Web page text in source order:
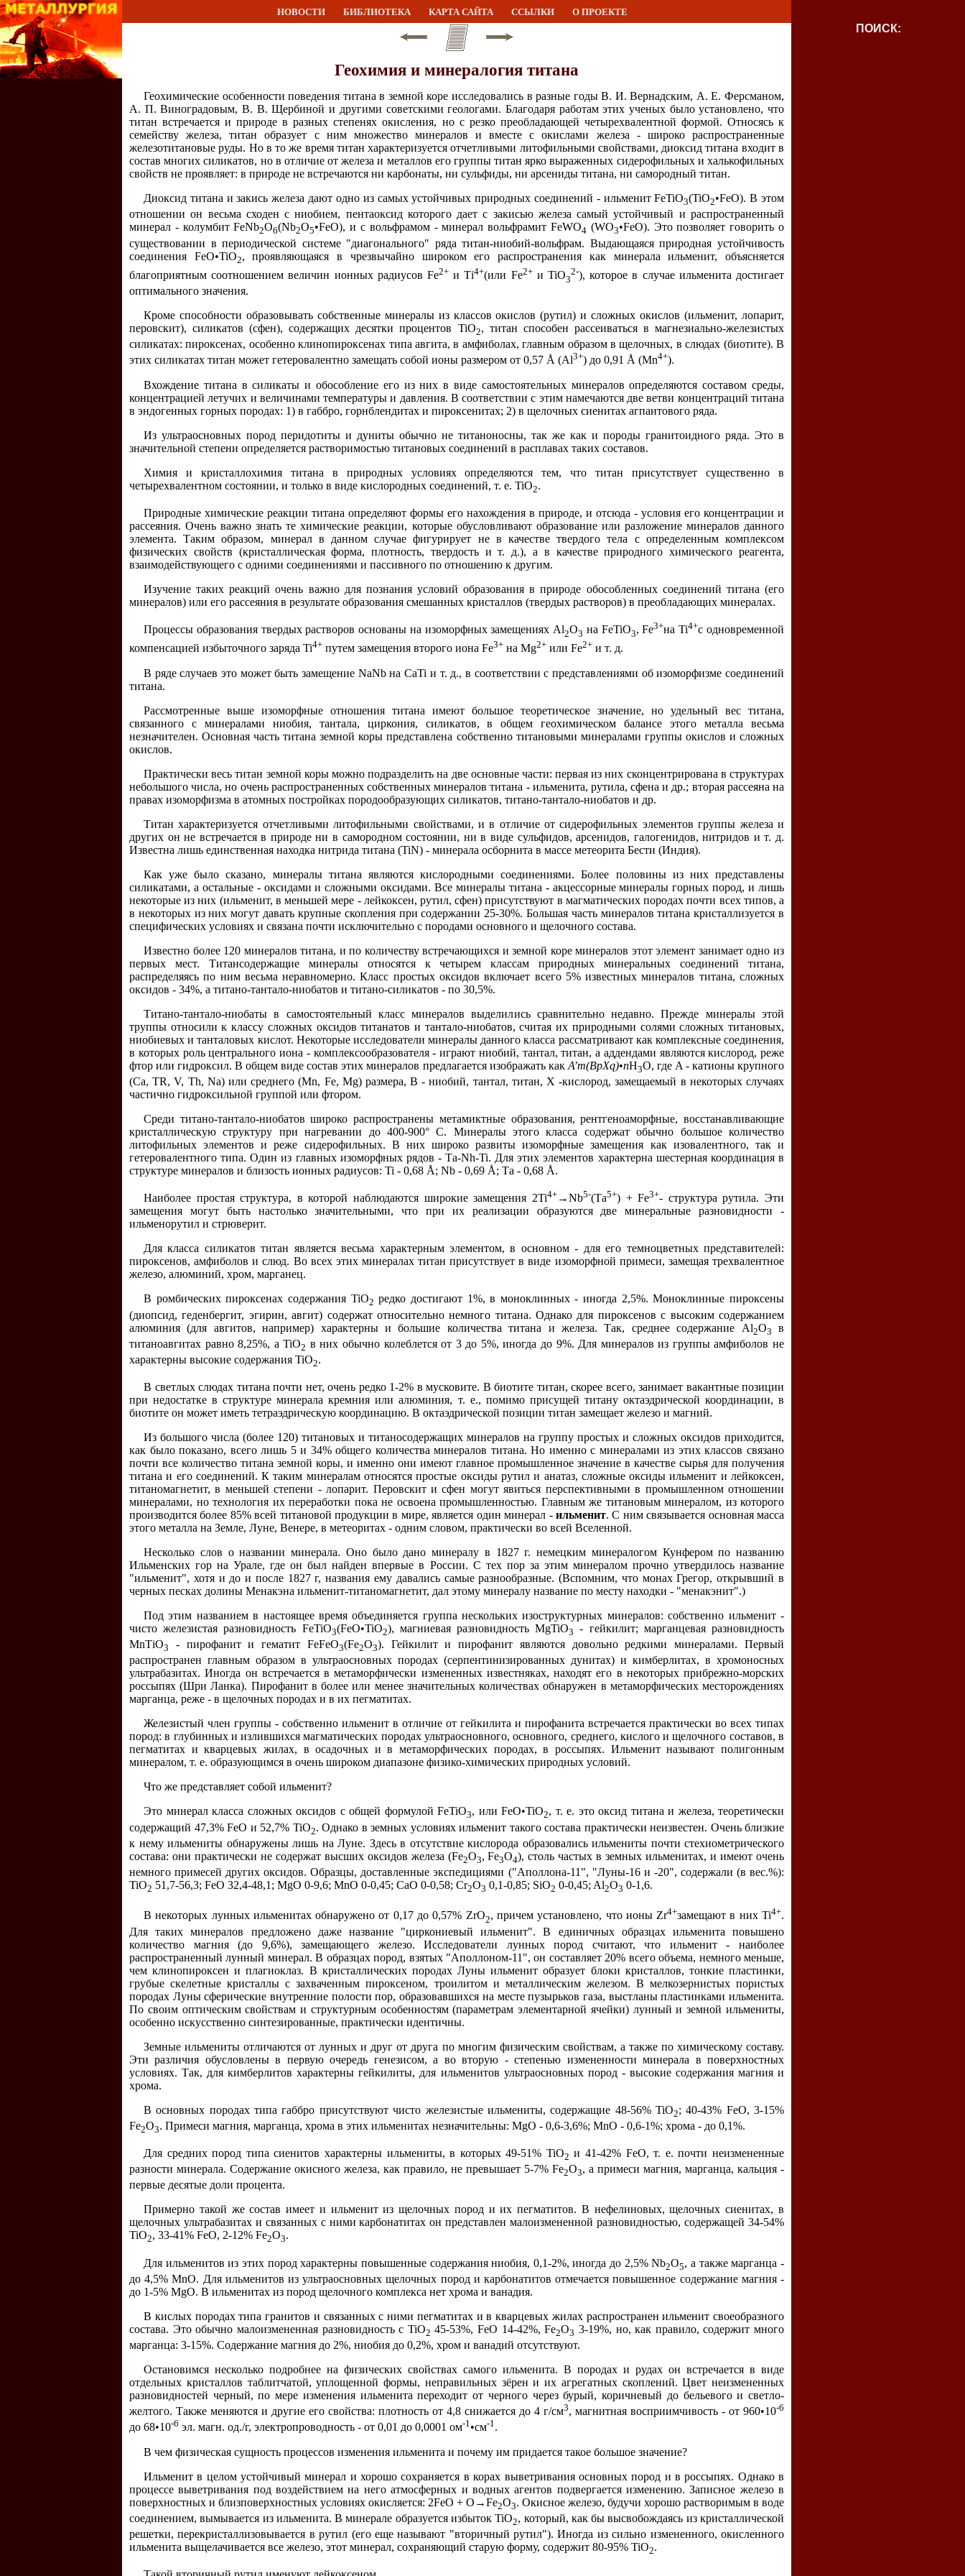
НОВОСТИ БИБЛИОТЕКА КАРТА САЙТА ССЫЛКИ О ПРОЕКТЕ
Геохимия и минералогия титана
Геохимические особенности поведения титана в земной коре исследовались в разные годы В. И. Вернадским, А. Е. Ферсманом,
А. П. Виноградовым, В. В. Щербиной и другими советскими геологами. Благодаря работам этих ученых было установлено, что
титан встречается и природе в разных степенях окисления, но с резко преобладающей четырехвалентной формой. Относясь к
семейству железа, титан образует с ним множество минералов и вместе с окислами железа - широко распространенные
железотитановые руды. Но в то же время титан характеризуется отчетливыми литофильными свойствами, диоксид титана входит в
состав многих силикатов, но в отличие от железа и металлов его группы титан ярко выраженных сидерофильных и халькофильных
свойств не проявляет: в природе не встречаются ни карбонаты, ни сульфиды, ни арсениды титана, ни самородный титан.
Диоксид титана и закись железа дают одно из самых устойчивых природных соединений - ильменит FeTiО3(TiО2•FeO). В этом
отношении он весьма сходен с ниобием, пентаоксид которого дает с закисью железа самый устойчивый и распространенный
минерал - колумбит FeNb2O6(Nb2O5•FeO), и с вольфрамом - минерал вольфрамит FeWO4 (WO3•FeO). Это позволяет говорить о
существовании в периодической системе "диагонального" ряда титан-ниобий-вольфрам. Выдающаяся природная устойчивость
соединения FeO•TiO2, проявляющаяся в чрезвычайно широком его распространения как минерала ильменит, объясняется
благоприятным соотношением величин ионных радиусов Fe2+ и Тi4+(или Fe2+и TiO3
2-), которое в случае ильменита достигает
оптимального значения.
Кроме способности образовывать собственные минералы из классов окислов (рутил) и сложных окислов (ильменит, лопарит,
перовскит), силикатов (сфен), содержащих десятки процентов TiO2, титан способен рассеиваться в магнезиально-железистых
силикатах: пироксенах, особенно клинопироксенах типа авгита, в амфиболах, главным образом в щелочных, в слюдах (биотите). В
этих силикатах титан может гетеровалентно замещать собой ионы размером от 0,57 Å (Аl3+) до 0,91 Å (Мn4+).
Вхождение титана в силикаты и обособление его из них в виде самостоятельных минералов определяются составом среды,
концентрацией летучих и величинами температуры и давления. В соответствии с этим намечаются две ветви концентраций титана
в эндогенных горных породах: 1) в габбро, горнблендитах и пироксенитах; 2) в щелочных сиенитах агпаитового ряда.
Из ультраосновных пород перидотиты и дуниты обычно не титаноносны, так же как и породы гранитоидного ряда. Это в
значительной степени определяется растворимостью титановых соединений в расплавах таких составов.
Химия и кристаллохимия титана в природных условиях определяются тем, что титан присутствует существенно в
четырехвалентном состоянии, и только в виде кислородных соединений, т. е. TiO2.
Природные химические реакции титана определяют формы его нахождения в природе, и отсюда - условия его концентрации и
рассеяния. Очень важно знать те химические реакции, которые обусловливают образование или разложение минералов данного
элемента. Таким образом, минерал в данном случае фигурирует не в качестве твердого тела с определенным комплексом
физических свойств (кристаллическая форма, плотность, твердость и т. д.), а в качестве природного химического реагента,
взаимодействующего с одними соединениями и пассивного по отношению к другим.
Изучение таких реакций очень важно для познания условий образования в природе обособленных соединений титана (его
минералов) или его рассеяния в результате образования смешанных кристаллов (твердых растворов) в преобладающих минералах.
Процессы образования твердых растворов основаны на изоморфных замещениях Аl2O3 на FeTiO3, Fe3+на Ti4+с одновременной
компенсацией избыточного заряда Ti4+ путем замещения второго иона Fe3+ на Mg2+ или Fe2+ и т. д.
В ряде случаев это может быть замещение NaNb на CaTi и т. д., в соответствии с представлениями об изоморфизме соединений
титана.
Рассмотренные выше изоморфные отношения титана имеют большое теоретическое значение, но удельный вес титана,
связанного с минералами ниобия, тантала, циркония, силикатов, в общем геохимическом балансе этого металла весьма
незначителен. Основная часть титана земной коры представлена собственно титановыми минералами группы окислов и сложных
окислов.
Практически весь титан земной коры можно подразделить на две основные части: первая из них сконцентрирована в структурах
небольшого числа, но очень распространенных собственных минералов титана - ильменита, рутила, сфена и др.; вторая рассеяна на
правах изоморфизма в атомных постройках породообразующих силикатов, титано-тантало-ниобатов и др.
Титан характеризуется отчетливыми литофильными свойствами, и в отличие от сидерофильных элементов группы железа и
других он не встречается в природе ни в самородном состоянии, ни в виде сульфидов, арсенидов, галогенидов, нитридов и т. д.
Известна лишь единственная находка нитрида титана (TiN) - минерала осборнита в массе метеорита Бести (Индия).
Как уже было сказано, минералы титана являются кислородными соединениями. Более половины из них представлены
силикатами, а остальные - оксидами и сложными оксидами. Все минералы титана - акцессорные минералы горных пород, и лишь
некоторые из них (ильменит, в меньшей мере - лейкоксен, рутил, сфен) присутствуют в магматических породах почти всех типов, а
в некоторых из них могут давать крупные скопления при содержании 25-30%. Большая часть минералов титана кристаллизуется в
специфических условиях и связана почти исключительно с породами основного и щелочного состава.
Известно более 120 минералов титана, и по количеству встречающихся и земной коре минералов этот элемент занимает одно из
первых мест. Титансодержащие минералы относятся к четырем классам природных минеральных соединений титана,
распределяясь по ним весьма неравномерно. Класс простых оксидов включает всего 5% известных минералов титана, сложных
оксидов - 34%, а титано-тантало-ниобатов и титано-силикатов - по 30,5%.
Титано-тантало-ниобаты в самостоятельный класс минералов выделились сравнительно недавно. Прежде минералы этой
труппы относили к классу сложных оксидов титанатов и тантало-ниобатов, считая их природными солями сложных титановых,
ниобиевых и танталовых кислот. Некоторые исследователи минералы данного класса рассматривают как комплексные соединения,
в которых роль центрального иона - комплексообразователя - играют ниобий, тантал, титан, а аддендами являются кислород, реже
фтор или гидроксил. В общем виде состав этих минералов предлагается изображать как А’m(BpXq)•nH3O, где A - катионы крупного
(Са, ТR, V, Th, Na) или среднего (Mn, Fe, Mg) размера, В - ниобий, тантал, титан, X -кислород, замещаемый в некоторых случаях
частично гидроксильной группой или фтором.
Среди титано-тантало-ниобатов широко распространены метамиктные образования, рентгеноаморфные, восстанавливающие
кристаллическую структуру при нагревании до 400-900° С. Минералы этого класса содержат обычно большое количество
литофильных элементов и реже сидерофильных. В них широко развиты изоморфные замещения как изовалентного, так и
гетеровалентного типа. Один из главных изоморфных рядов - Та-Nh-Ti. Для этих элементов характерна шестерная координация в
структуре минералов и близость ионных радиусов: Ti - 0,68 Å; Nb - 0,69 Å; Та - 0,68 Å.
Наиболее простая структура, в которой наблюдаются широкие замещения 2Ti4+→Nb5-(Та5+) + Fe3+- структура рутила. Эти
замещения могут быть настолько значительными, что при их реализации образуются две минеральные разновидности -
ильменорутил и стрюверит.
Для класса силикатов титан является весьма характерным элементом, в основном - для его темноцветных представителей:
пироксенов, амфиболов и слюд. Во всех этих минералах титан присутствует в виде изоморфной примеси, замещая трехвалентное
железо, алюминий, хром, марганец.
В ромбических пироксенах содержания TiО2 редко достигают 1%, в моноклинных - иногда 2,5%. Моноклинные пироксены
(диопсид, геденбергит, эгирин, авгит) содержат относительно немного титана. Однако для пироксенов с высоким содержанием
алюминия (для авгитов, например) характерны и большие количества титана и железа. Так, среднее содержание Al2O3
в
титаноавгитах равно 8,25%, а TiО2 в них обычно колеблется от 3 до 5%, иногда до 9%. Для минералов из группы амфиболов не
характерны высокие содержания TiО2.
В светлых слюдах титана почти нет, очень редко 1-2% в мусковите. В биотите титан, скорее всего, занимает вакантные позиции
при недостатке в структуре минерала кремния или алюминия, т. е., помимо присущей титану октаэдрической координации, в
биотите он может иметь тетраэдрическую координацию. В октаэдрической позиции титан замещает железо и магний.
Из большого числа (более 120) титановых и титаносодержащих минералов на группу простых и сложных оксидов приходится,
как было показано, всего лишь 5 и 34% общего количества минералов титана. Но именно с минералами из этих классов связано
почти все количество титана земной коры, и именно они имеют главное промышленное значение в качестве сырья для получения
титана и его соединений. К таким минералам относятся простые оксиды рутил и анатаз, сложные оксиды ильменит и лейкоксен,
титаномагнетит, в меньшей степени - лопарит. Перовскит и сфен могут явиться перспективными в промышленном отношении
минералами, но технология их переработки пока не освоена промышленностью. Главным же титановым минералом, из которого
производится более 85% всей титановой продукции в мире, является один минерал - ильменит. С ним связывается основная масса
этого металла на Земле, Луне, Венере, в метеоритах - одним словом, практически во всей Вселенной.
Несколько слов о названии минерала. Оно было дано минералу в 1827 г. немецким минералогом Кунфером по названию
Ильменских гор на Урале, где он был найден впервые в России. С тех пор за этим минералом прочно утвердилось название
"ильменит", хотя и до и после 1827 г, названия ему давались самые разнообразные. (Вспомним, что монах Грегор, открывший в
черных песках долины Менакэна ильменит-титаномагнетит, дал этому минералу название по месту находки - "менакэнит".)
Под этим названием в настоящее время объединяется группа нескольких изоструктурных минералов: собственно ильменит -
чисто железистая разновидность FeTiО3(FeO•TiО2), магниевая разновидность MgTiO3 - гейкилит; марганцевая разновидность
МnТiO3 - пирофанит и гематит FeFeО3(Fe2О3). Гейкилит и пирофанит являются довольно редкими минералами. Первый
распространен главным образом в ультраосновных породах (серпентинизированных дунитах) и кимберлитах, в хромоносных
ультрабазитах. Иногда он встречается в метаморфически измененных известняках, находят его в некоторых прибрежно-морских
россыпях (Шри Ланка). Пирофанит в более или менее значительных количествах обнаружен в метаморфических месторождениях
марганца, реже - в щелочных породах и в их пегматитах.
Железистый член группы - собственно ильменит в отличие от гейкилита и пирофанита встречается практически во всех типах
пород: в глубинных и излившихся магматических породах ультраосновного, основного, среднего, кислого и щелочного составов, в
пегматитах и кварцевых жилах, в осадочных и в метаморфических породах, в россыпях. Ильменит называют полигонным
минералом, т. е. образующимся в очень широком диапазоне физико-химических природных условий.
Что же представляет собой ильменит?
Это минерал класса сложных оксидов с общей формулой FeTiО3, или FeO•TiО2, т. е. это оксид титана и железа, теоретически
содержащий 47,3% FeO и 52,7% TiO2. Однако в земных условиях ильменит такого состава практически неизвестен. Очень близкие
к нему ильмениты обнаружены лишь на Луне. Здесь в отсутствие кислорода образовались ильмениты почти стехиометрического
состава: они практически не содержат высших оксидов железа (Fe2O3, Fe3O4), столь частых в земных ильменитах, и имеют очень
немного примесей других оксидов. Образцы, доставленные экспедициями ("Аполлона-11", "Луны-16 и -20", содержали (в вес.%):
TiO2 51,7-56,3; FeO 32,4-48,1; MgO 0-9,6; MnO 0-0,45; CaO 0-0,58; Cr2О3 0,1-0,85; SiO2 0-0,45; Al2O3 0-1,6.
В некоторых лунных ильменитах обнаружено от 0,17 до 0,57% ZrO2, причем установлено, что ионы Zr4+замещают в них Ti4+.
Для таких минералов предложено даже название "циркониевый ильменит". В единичных образцах ильменита повышено
количество магния (до 9,6%), замещающего железо. Исследователи лунных пород считают, что ильменит - наиболее
распространенный лунный минерал. В образцах пород, взятых "Аполлоном-11", он составляет 20% всего объема, немного меньше,
чем клинопироксен и плагиоклаз. В кристаллических породах Луны ильменит образует блоки кристаллов, тонкие пластинки,
грубые скелетные кристаллы с захваченным пироксеном, троилитом и металлическим железом. В мелкозернистых пористых
породах Луны сферические внутренние полости пор, образовавшихся на месте пузырьков газа, выстланы пластинками ильменита.
По своим оптическим свойствам и структурным особенностям (параметрам элементарной ячейки) лунный и земной ильмениты,
особенно искусственно синтезированные, практически идентичны.
Земные ильмениты отличаются от лунных и друг от друга по многим физическим свойствам, а также по химическому составу.
Эти различия обусловлены в первую очередь генезисом, а во вторую - степенью измененности минерала в поверхностных
условиях. Так, для кимберлитов характерны гейкилиты, для ильменитов ультраосновных пород - высокие содержания магния и
хрома.
В основных породах типа габбро присутствуют чисто железистые ильмениты, содержащие 48-56% TiO2; 40-43% FeO, 3-15%
Fe2О3. Примеси магния, марганца, хрома в этих ильменитах незначительны: MgO - 0,6-3,6%; МnО - 0,6-1%; хрома - до 0,1%.
Для средних пород типа сиенитов характерны ильмениты, в которых 49-51% TiO2 и 41-42% FeO, т. е. почти неизмененные
разности минерала. Содержание окисного железа, как правило, не превышает 5-7% Fe2О3, а примеси магния, марганца, кальция -
первые десятые доли процента.
Примерно такой же состав имеет и ильменит из щелочных пород и их пегматитов. В нефелиновых, щелочных сиенитах, в
щелочных ультрабазитах и связанных с ними карбонатитах он представлен малоизмененной разновидностью, содержащей 34-54%
TiO2, 33-41% FeO, 2-12% Fe2О3.
Для ильменитов из этих пород характерны повышенные содержания ниобия, 0,1-2%, иногда до 2,5% Nb2O5, а также марганца -
до 4,5% МnО. Для ильменитов из ультраосновных щелочных пород и карбонатитов отмечается повышенное содержание магния -
до 1-5% MgO. В ильменитах из пород щелочного комплекса нет хрома и ванадия.
В кислых породах типа гранитов и связанных с ними пегматитах и в кварцевых жилах распространен ильменит своеобразного
состава. Это обычно малоизмененная разновидность с TiО2 45-53%, FeO 14-42%, Fe2О3 3-19%, но, как правило, содержит много
марганца: 3-15%. Содержание магния до 2%, ниобия до 0,2%, хром и ванадий отсутствуют.
Остановимся несколько подробнее на физических свойствах самого ильменита. В породах и рудах он встречается в виде
отдельных кристаллов таблитчатой, уплощенной формы, неправильных зёрен и их агрегатных скоплений. Цвет неизмененных
разновидностей черный, по мере изменения ильменита переходит от черного через бурый, коричневый до бельевого и светло-
желтого. Также меняются и другие его свойства: плотность от 4,8 снижается до 4 г/см3, магнитная восприимчивость - от 960•10-6
до 68•10-6 эл. магн. од./г, электропроводность - от 0,01 до 0,0001 ом-1•см-1.
В чем физическая сущность процессов изменения ильменита и почему им придается такое большое значение?
Ильменит в целом устойчивый минерал и хорошо сохраняется в корах выветривания основных пород и в россыпях. Однако в
процессе выветривания под воздействием на него атмосферных и водных агентов подвергается изменению. Записное железо в
поверхностных и близповерхностных условиях окисляется: 2FeO + О→Fe2О3. Окисное железо, будучи хорошо растворимым в воде
соединением, вымывается из ильменита. В минерале образуется избыток TiО2, который, как бы высвобождаясь из кристаллической
решетки, перекристаллизовывается в рутил (его еще называют "вторичный рутил"). Иногда из сильно измененного, окисленного
ильменита выщелачивается все железо, этот минерал, сохраняющий старую форму, содержит 80-95% TiО2.
ПОИСК: